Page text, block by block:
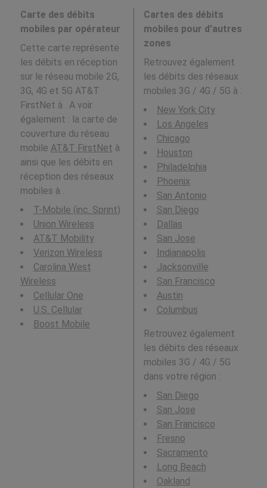
Carte des débits
mobiles par opérateur
Cette carte représente
les débits en réception
sur le réseau mobile 2G,
3G, 4G et 5G AT&T
FirstNet à . A voir
également : la carte de
couverture du réseau
mobile AT&T FirstNet à
ainsi que les débits en
réception des réseaux
mobiles à .
T-Mobile (inc. Sprint)
Union Wireless
AT&T Mobility
Verizon Wireless
Carolina West
Wireless
Cellular One
U.S. Cellular
Boost Mobile
Cartes des débits
mobiles pour d'autres
zones
Retrouvez également
les débits des réseaux
mobiles 3G / 4G / 5G à :
New York City
Los Angeles
Chicago
Houston
Philadelphia
Phoenix
San Antonio
San Diego
Dallas
San Jose
Indianapolis
Jacksonville
San Francisco
Austin
Columbus
Retrouvez également
les débits des réseaux
mobiles 3G / 4G / 5G
dans votre région :
San Diego
San Jose
San Francisco
Fresno
Sacramento
Long Beach
Oakland